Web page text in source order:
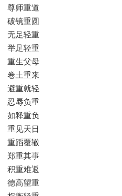
尊师重道
破镜重圆
无足轻重
举足轻重
重生父母
卷土重来
避重就轻
忍辱负重
如释重负
重见天日
重蹈覆辙
郑重其事
积重难返
德高望重